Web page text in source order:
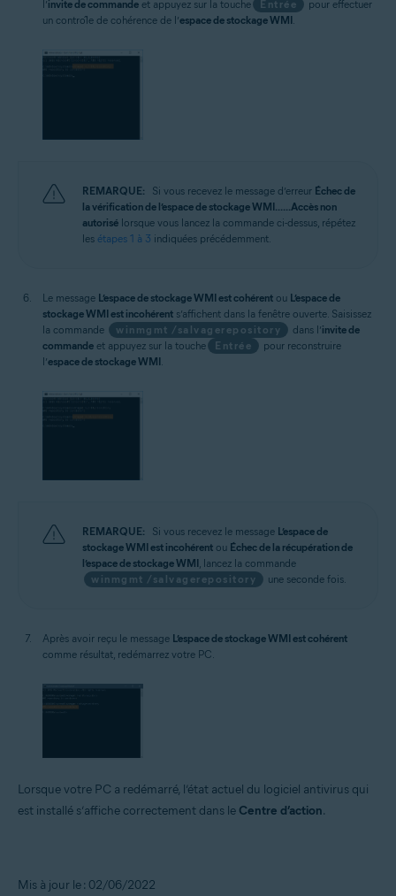
l’invite de commande et appuyez sur la touche Entrée
pour effectuer
un contrôle de cohérence de l’espace de stockage WMI.
REMARQUE: Si vous recevez le message d’erreur Échec de
la vérification de l’espace de stockage WMI... ...Accès non
autorisé lorsque vous lancez la commande ci-dessus, répétez
les étapes 1 à 3 indiquées précédemment.
Le message L’espace de stockage WMI est cohérent ou L’espace de
stockage WMI est incohérent s’affichent dans la fenêtre ouverte. Saisissez
la commande
winmgmt /salvagerepository dans l’invite de
commande et appuyez sur la touche Entrée
pour reconstruire
l’espace de stockage WMI
REMARQUE: Si vous recevez le message L’espace de
stockage WMI est incohérent ou Échec de la récupération de
l’espace de stockage WMI, lancez la commande
winmgmt /salvagerepository
une seconde fois.
Après avoir reçu le message L’espace de stockage WMI est cohérent
comme résultat, redémarrez votre PC.
Lorsque votre PC a redémarré, l’état actuel du logiciel antivirus qui
est installé s’affiche correctement dans le Centre d’action.
Mis à jour le : 02/06/2022